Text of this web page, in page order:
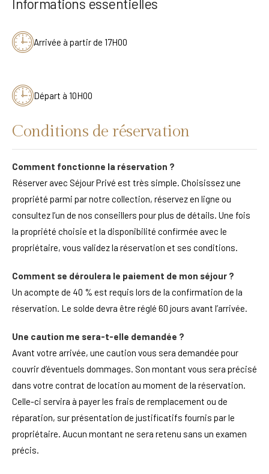
Informations essentielles
Arrivée à partir de 17H00
Départ à 10H00
Conditions de réservation
Comment fonctionne la réservation ?
Réserver avec Séjour Privé est très simple. Choisissez une
propriété parmi par notre collection, réservez en ligne ou
consultez l’un de nos conseillers pour plus de détails. Une fois
la propriété choisie et la disponibilité confirmée avec le
propriétaire, vous validez la réservation et ses conditions.
Comment se déroulera le paiement de mon séjour ?
Un acompte de 40 % est requis lors de la confirmation de la
réservation. Le solde devra être réglé 60 jours avant l’arrivée.
Une caution me sera-t-elle demandée ?
Avant votre arrivée, une caution vous sera demandée pour
couvrir d’éventuels dommages. Son montant vous sera précisé
dans votre contrat de location au moment de la réservation.
Celle-ci servira à payer les frais de remplacement ou de
réparation, sur présentation de justificatifs fournis par le
propriétaire. Aucun montant ne sera retenu sans un examen
précis.